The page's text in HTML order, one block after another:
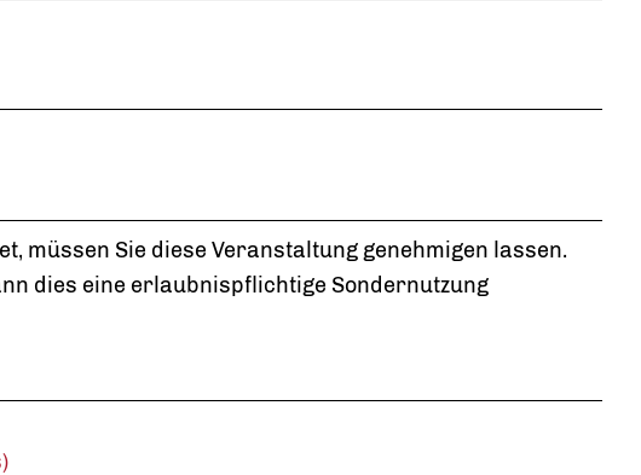
müssen Sie diese Veranstaltung genehmigen lassen.
dies eine erlaubnispflichtige Sondernutzung